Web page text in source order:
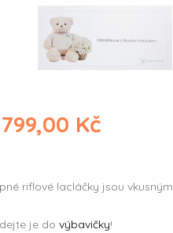
799,00 Kč
riflové lacláčky jsou vkusným
je do výbavičky!